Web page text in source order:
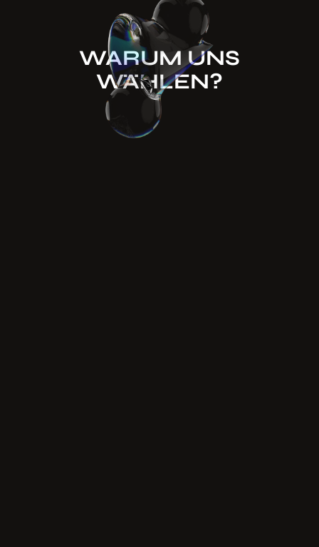
WARUM UNS
WÄHLEN?